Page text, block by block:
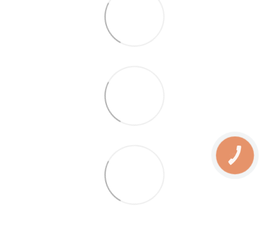
КНОПКА
ЗВ'ЯЗКУ